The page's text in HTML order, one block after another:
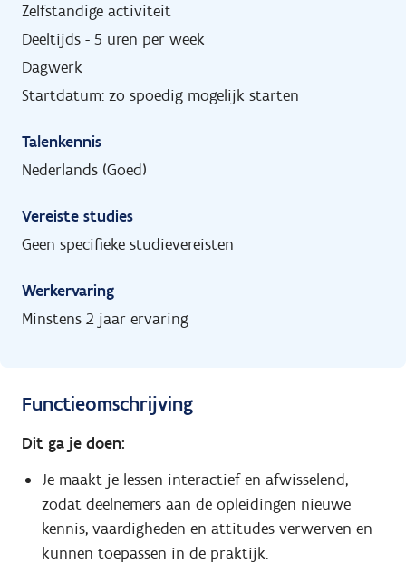
Zelfstandige activiteit
Deeltijds - 5 uren per week
Dagwerk
Startdatum: zo spoedig mogelijk starten
Talenkennis
Nederlands (Goed)
Vereiste studies
Geen specifieke studievereisten
Werkervaring
Minstens 2 jaar ervaring
Functieomschrijving
Dit ga je doen:
Je maakt je lessen interactief en afwisselend,
zodat deelnemers aan de opleidingen nieuwe
kennis, vaardigheden en attitudes verwerven en
kunnen toepassen in de praktijk.